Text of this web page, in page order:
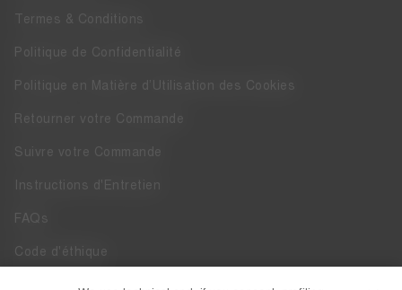
Termes & Conditions
Politique de Confidentialité
Politique en Matière d’Utilisation des Cookies
Retourner votre Commande
Suivre votre Commande
Instructions d'Entretien
FAQs
Code d'éthique
Whistleblowing